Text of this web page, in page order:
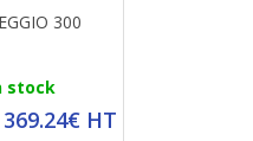
300
stock
HT